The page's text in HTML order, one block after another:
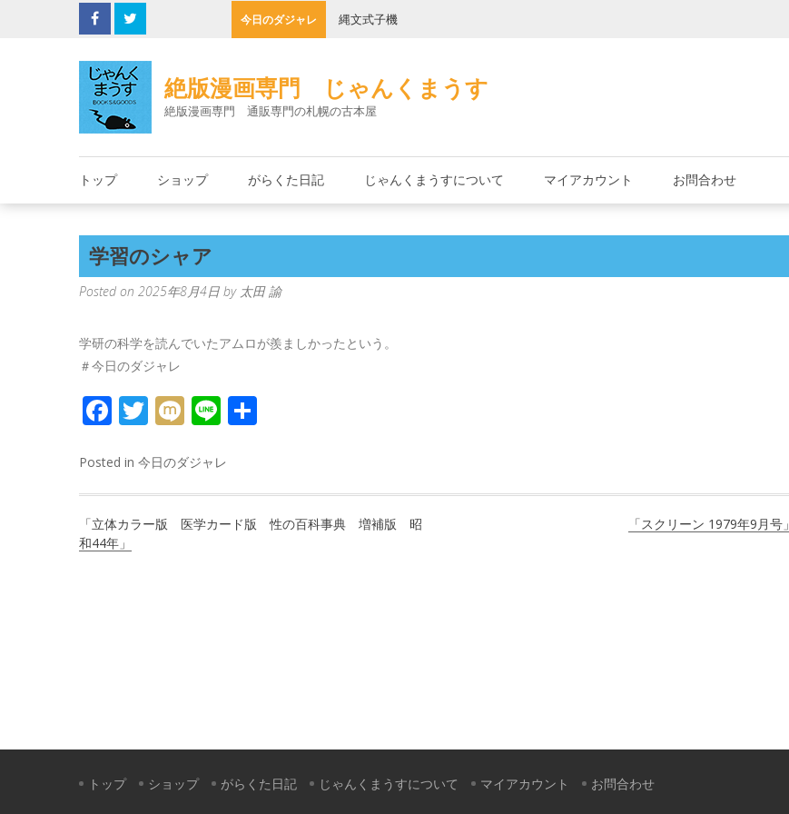
今日のダジャレ 縄文式子機
絶版漫画専門 じゃんくまうす
絶版漫画専門 通販専門の札幌の古本屋
トップ ショップ がらくた日記 じゃんくまうすについて マイアカウント お問合わせ
学習のシャア
Posted on 2025年8月4日 by 太田 諭
学研の科学を読んでいたアムロが羨ましかったという。
＃今日のダジャレ
FACEBOOK
TWITTER
MIXILINE
Posted in 今日のダジャレ
稿
「立体カラー版 医学カード版 性の百科事典 増補版 昭
和44年」
「スクリーン 1979年9月号」
トップ ショップ がらくた日記 じゃんくまうすについて マイアカウント お問合わせ